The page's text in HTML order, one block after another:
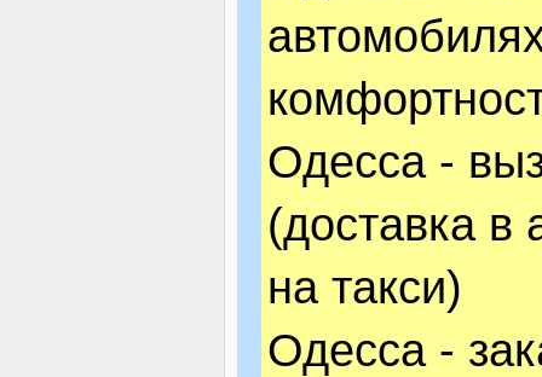
Одесса -
(доставка в
на такси)
Одесса -